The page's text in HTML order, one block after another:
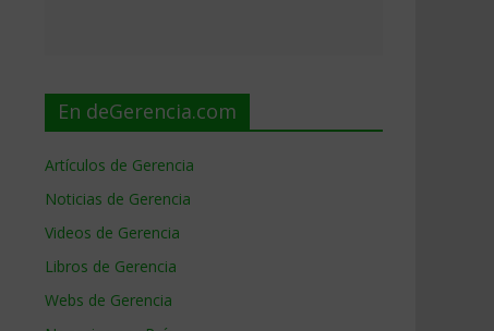
En deGerencia.com
Artículos de Gerencia
Noticias de Gerencia
Videos de Gerencia
Libros de Gerencia
Webs de Gerencia